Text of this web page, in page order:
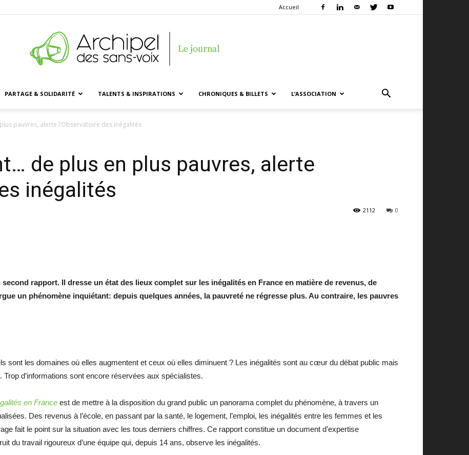
Accueil
des
voix
PARTAGE & SOLIDARITÉ TALENTS & INSPIRATIONS CHRONIQUES & BILLETS L’ASSOCIATION
pauvres, alerte l’Observatoire des inégalités
de plus en plus pauvres, alerte
inégalités
0
2112
rapport. Il dresse un état des lieux complet sur les inégalités en France en matière de revenus, de
un phénomène inquiétant: depuis quelques années, la pauvreté ne régresse plus. Au contraire, les pauvres
sont les domaines où elles augmentent et ceux où elles diminuent ? Les inégalités sont au cœur du débat public mais
Trop d’informations sont encore réservées aux spécialistes.
en France est de mettre à la disposition du grand public un panorama complet du phénomène, à travers un
Des revenus à l’école, en passant par la santé, le logement, l’emploi, les inégalités entre les femmes et les
fait le point sur la situation avec les tous derniers chiffres. Ce rapport constitue un document d’expertise
du travail rigoureux d’une équipe qui, depuis 14 ans, observe les inégalités.